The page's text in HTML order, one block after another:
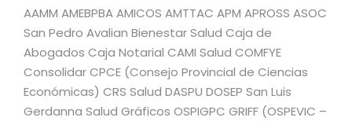
AAMM AMEBPBA AMICOS AMTTAC APM APROSS ASOC
San Pedro Avalian Bienestar Salud Caja de
Abogados Caja Notarial CAMI Salud COMFYE
Consolidar CPCE (Consejo Provincial de Ciencias
Económicas) CRS Salud DASPU DOSEP San Luis
Gerdanna Salud Gráficos OSPIGPC GRIFF (OSPEVIC –